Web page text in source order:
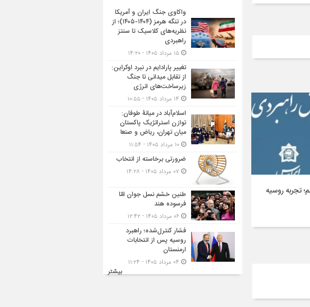
تجربه روسیه
واکاوی جنگ ایران و آمریکا
در تنگه هرمز (۱۴۰۴-۱۴۰۵)؛ از
نظریه‌های کلاسیک تا سنتز
راهبردی
تغییر پارادایم در نبرد اوکراین:
از تقابل میدانی تا جنگ
زیرساخت‌های انرژی
اسلام‌آباد در میانۀ طوفان:
توازن استراتژیک پاکستان
میان تهران، ریاض و صنعا
ضرورتی برخاسته از انتخاب
طنین خشم نسل جوان امّا
فرسوده هند
فشار کنترل‌شده؛ راهبرد
روسیه پس از انتخابات
ارمنستان
بیشتر